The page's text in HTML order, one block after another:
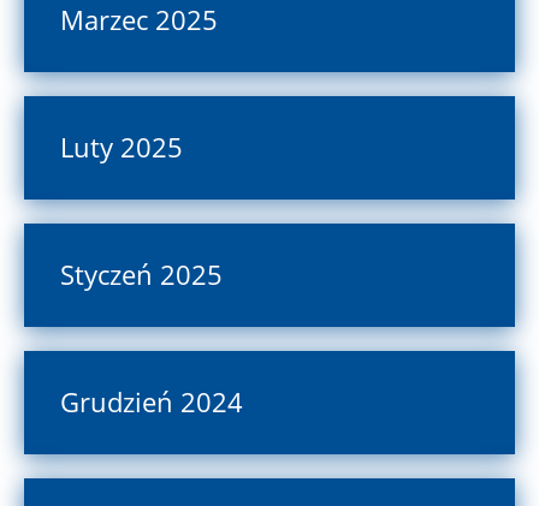
Marzec 2025
Luty 2025
Styczeń 2025
Grudzień 2024